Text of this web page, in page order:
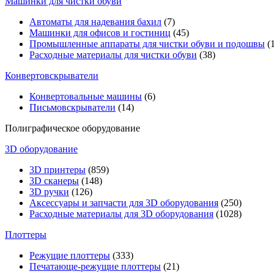
Автоматы для надевания бахил (7)
Машинки для офисов и гостиниц (45)
Промышленные аппараты для чистки обуви и подошвы
Расходные материалы для чистки обуви (38)
Конвертовскрыватели
Конвертовальные машины (6)
Письмовскрыватели (14)
Полиграфическое оборудование
3D оборудование
3D принтеры (859)
3D сканеры (148)
3D ручки (126)
Аксессуары и запчасти для 3D оборудования (250)
Расходные материалы для 3D оборудования (1028)
Плоттеры
Режущие плоттеры (333)
Печатающе-режущие плоттеры (21)